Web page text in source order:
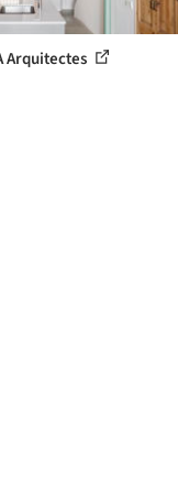
Arquitectes